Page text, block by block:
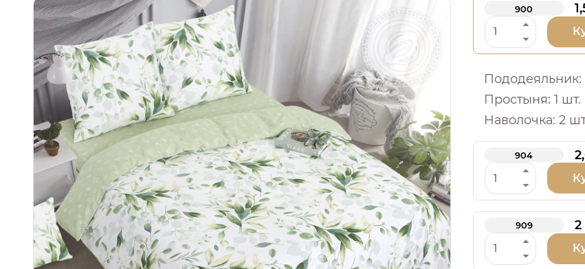
900
Пододеяльник:
Простыня: 1 шт.
Наволочка: 2
904
909